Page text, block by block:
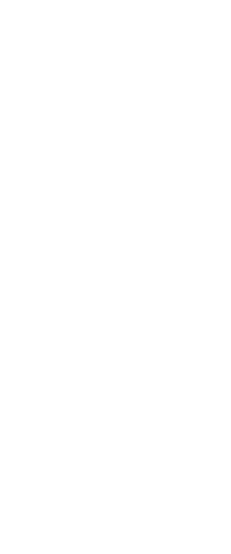
Salado también
millones al tejado
cultural; 2,7 para
deporte y
equipamientos
Por otro lado,
euros para
más ocurrir la
atender también
sumarán a las